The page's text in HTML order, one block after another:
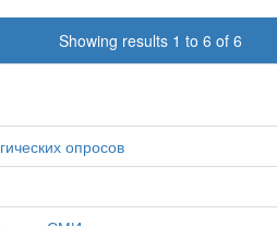
Showing results 1 to 6 of 6
опросов